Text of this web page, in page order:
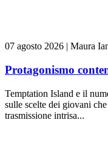
07 agosto 2026 | Maura
Protagonismo
Temptation Island e il
sulle scelte dei giovani
trasmissione intrisa...